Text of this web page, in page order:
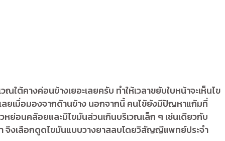
ต้คางค่อนข้างเยอะเลยครับ ทำให้เวลาขยับใบหน้าจะเห็นไข
ลยเมื่อมองจากด้านข้าง นอกจากนี้ คนไข้ยังมีปัญหาแก้มที่
ย่อนคล้อยและมีไขมันส่วนเกินบริเวณเล็ก ๆ เช่นเดียวกับ
งเลือกดูดไขมันแบบวางยาสลบโดยวิสัญญีแพทย์ประจำ